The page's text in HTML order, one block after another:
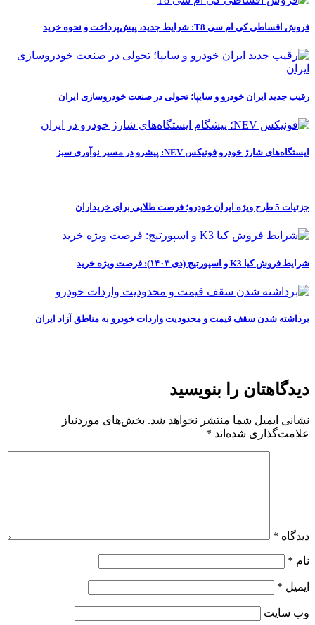
فروش اقساطی کی ام سی T8: شرایط جدید، پیش‌پرداخت و نحوه خرید
رقیب جدید ایران خودرو و سایپا؛ تحولی در صنعت خودروسازی ایران
ایستگاه‌های شارژ خودرو فونیکس NEV: پیشرو در مسیر نوآوری سبز
جزئیات 5 طرح ویژه ایران خودرو؛ فرصت طلایی برای خریداران
شرایط فروش کیا K3 و اسپورتیج (دی ۱۴۰۳): فرصت ویژه خرید
برداشته شدن سقف قیمت و محدودیت واردات خودرو به مناطق آزاد ایران
دیدگاهتان را بنویسید
نشانی ایمیل شما منتشر نخواهد شد. بخش‌های موردنیاز
علامت‌گذاری شده‌اند *
دیدگاه *
نام *
ایمیل *
وب‌ سایت